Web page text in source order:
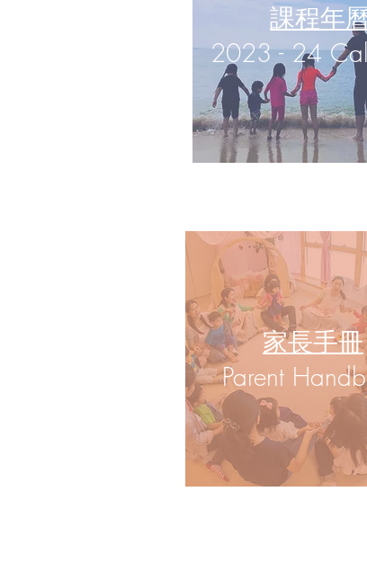
課程年
2023 - 24
家長手冊
​Parent